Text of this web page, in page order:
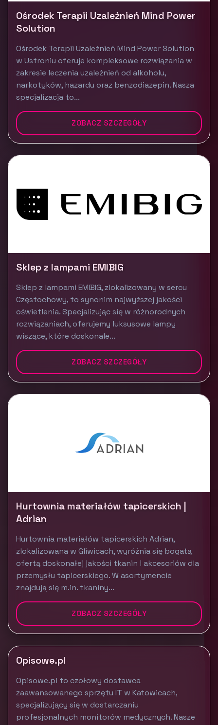
Ośrodek Terapii Uzależnień Mind Power
Solution
Ośrodek Terapii Uzależnień Mind Power Solution
w Ustroniu oferuje kompleksowe rozwiązania w
zakresie leczenia uzależnień od alkoholu,
narkotyków, hazardu oraz benzodiazepin. Nasza
specjalizacja to...
ZOBACZ SZCZEGÓŁY
Sklep z lampami EMIBIG
Sklep z lampami EMIBIG, zlokalizowany w sercu
Częstochowy, to synonim najwyższej jakości
oświetlenia. Specjalizując się w różnorodnych
rozwiązaniach, oferujemy luksusowe lampy
wiszące, które doskonale...
ZOBACZ SZCZEGÓŁY
Hurtownia materiałów tapicerskich |
Adrian
Hurtownia materiałów tapicerskich Adrian,
zlokalizowana w Gliwicach, wyróżnia się bogatą
ofertą doskonałej jakości tkanin i akcesoriów dla
przemysłu tapicerskiego. W asortymencie
znajdują się m.in. tkaniny...
ZOBACZ SZCZEGÓŁY
Opisowe.pl
Opisowe.pl to czołowy dostawca
zaawansowanego sprzętu IT w Katowicach,
specjalizujący się w dostarczaniu
profesjonalnych monitorów medycznych. Nasze